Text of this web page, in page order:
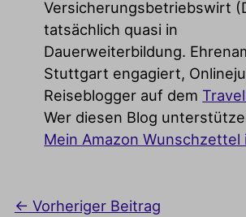
Versicherungsbetriebswirt
tatsächlich quasi in
Dauerweiterbildung.
Stuttgart engagiert,
Reiseblogger auf dem
Wer diesen Blog
Mein Amazon Wunschzettel
← Vorheriger Beitrag